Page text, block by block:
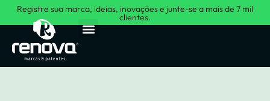
Registre sua marca, ideias, inovações e junte-se a mais de 7 mil
clientes.